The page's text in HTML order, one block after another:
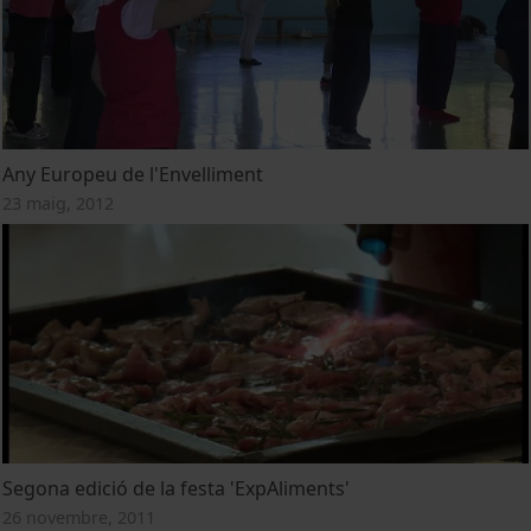
Any Europeu de l'Envelliment
23 maig, 2012
Segona edició de la festa 'ExpAliments'
26 novembre, 2011